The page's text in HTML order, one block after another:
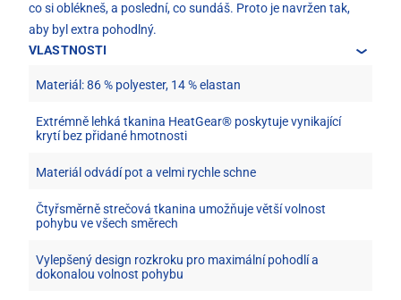
co si oblékneš, a poslední, co sundáš. Proto je navržen tak,
aby byl extra pohodlný.
VLASTNOSTI
Materiál: 86 % polyester, 14 % elastan
Extrémně lehká tkanina HeatGear® poskytuje vynikající
krytí bez přidané hmotnosti
Materiál odvádí pot a velmi rychle schne
Čtyřsměrně strečová tkanina umožňuje větší volnost
pohybu ve všech směrech
Vylepšený design rozkroku pro maximální pohodlí a
dokonalou volnost pohybu